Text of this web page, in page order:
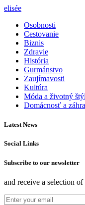
elisée
Osobnosti
Cestovanie
Biznis
Zdravie
História
Gurmánstvo
Zaujímavosti
Kultúra
Móda a životný štýl
Domácnosť a
Latest News
Social Links
Subscribe to our newsletter
and receive a selection